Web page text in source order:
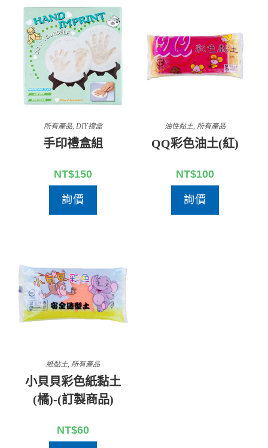
所有產品, DIY禮盒
手印禮盒組
NT$150
詢價
油性黏土, 所有產品
QQ彩色油土(紅)
NT$100
詢價
紙黏土, 所有產品
小貝貝彩色紙黏土
(橘)-(訂製商品)
NT$60